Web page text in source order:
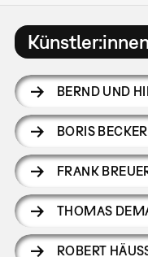
Künstler:innen
BERND UND
BORIS BECKER
FRANK
THOMAS
ROBERT